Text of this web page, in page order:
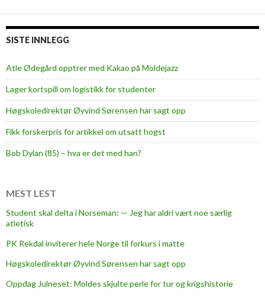
n
d
u
p
o
m
l
s
p
l
SISTE INNLEGG
Atle Ødegård opptrer med Kakao på Moldejazz
Lager kortspill om logistikk for studenter
Høgskoledirektør Øyvind Sørensen har sagt opp
Fikk forskerpris for artikkel om utsatt hogst
Bob Dylan (85) – hva er det med han?
MEST LEST
Student skal delta i Norseman: — Jeg har aldri vært noe særlig
atletisk
PK Rekdal inviterer hele Norge til forkurs i matte
Høgskoledirektør Øyvind Sørensen har sagt opp
Oppdag Julneset: Moldes skjulte perle for tur og krigshistorie